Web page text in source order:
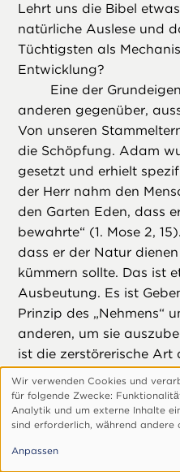
Lehrt uns die Bibel
natürliche Auslese und
Tüchtigsten als
Entwicklung?
Eine der
anderen gegenüber,
Von unseren
die Schöpfung. Adam
gesetzt und erhielt
der Herr nahm den
den Garten Eden, dass
bewahrte“ (1. Mose 2,
dass er der Natur
kümmern sollte. Das ist
Ausbeutung. Es ist
Prinzip des „Nehmens“
anderen, um sie
ist die zerstörerische Art
Gottes Wesen.
Über seine
wird nirgends Sünde tun
Erkenntnis des Herrn
Verwendung
personenbezogener
Daten
und
Wir verwenden Cookies und
für folgende Zwecke:
Analytik und um externe Inhalte
sind erforderlich, wӓhrend andere
Anpassen